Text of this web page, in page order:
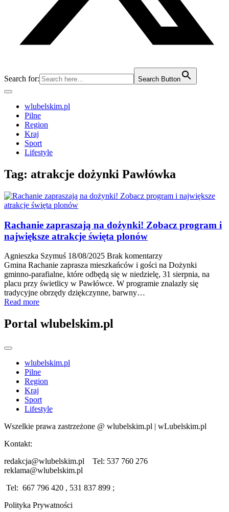
Search for: Search Button
wlubelskim.pl
Pilne
Region
Kraj
Sport
Lifestyle
Tag: atrakcje dożynki Pawłówka
Rachanie zapraszają na dożynki! Zobacz program i
największe atrakcje święta plonów
Agnieszka Szymuś 18/08/2025 Brak komentarzy
Gmina Rachanie zaprasza mieszkańców i gości na Dożynki
gminno-parafialne, które odbędą się w niedzielę, 31 sierpnia, na
placu przy świetlicy w Pawłówce. W programie znalazły się
tradycyjne obrzędy dziękczynne, barwny…
Read more
Portal wlubelskim.pl
wlubelskim.pl
Pilne
Region
Kraj
Sport
Lifestyle
Wszelkie prawa zastrzeżone @ wlubelskim.pl | wLubelskim.pl
Kontakt:
redakcja@wlubelskim.pl Tel: 537 760 276
reklama@wlubelskim.pl
Tel: 667 796 420 , 531 837 899 ;
Polityka Prywatności